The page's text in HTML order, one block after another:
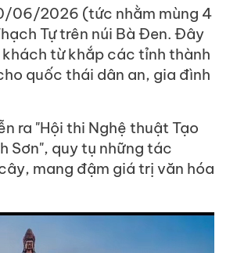
06/2026 (tức nhằm mùng 4
Tự trên núi Bà Đen. Đây
từ khắp các tỉnh thành
quốc thái dân an, gia đình
ra "Hội thi Nghệ thuật Tạo
Sơn", quy tụ những tác
mang đậm giá trị văn hóa